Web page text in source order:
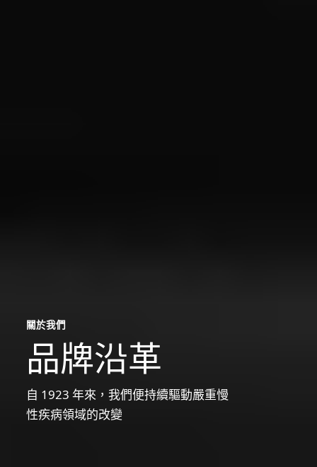
關於我們
品牌沿革
自 1923 年來，我們便持續驅動嚴重慢
性疾病領域的改變